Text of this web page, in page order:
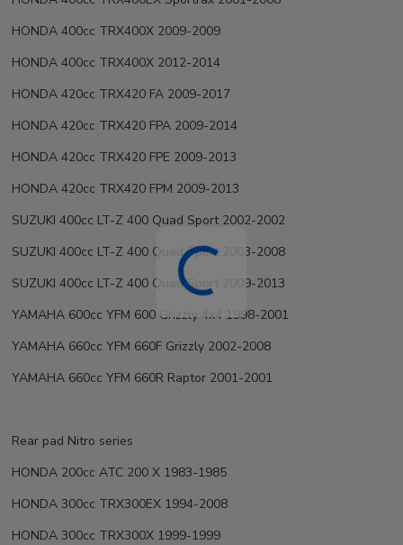
HONDA 400cc TRX400X 2009-2009
HONDA 400cc TRX400X 2012-2014
HONDA 420cc TRX420 FA 2009-2017
HONDA 420cc TRX420 FPA 2009-2014
HONDA 420cc TRX420 FPE 2009-2013
HONDA 420cc TRX420 FPM 2009-2013
SUZUKI 400cc LT-Z 400 Quad Sport 2002-2002
SUZUKI 400cc LT-Z 400 Quad Sport 2003-2008
SUZUKI 400cc LT-Z 400 Quad Sport 2009-2013
YAMAHA 600cc YFM 600 Grizzly 4x4 1998-2001
YAMAHA 660cc YFM 660F Grizzly 2002-2008
YAMAHA 660cc YFM 660R Raptor 2001-2001
Rear pad Nitro series
HONDA 200cc ATC 200 X 1983-1985
HONDA 300cc TRX300EX 1994-2008
HONDA 300cc TRX300X 1999-1999